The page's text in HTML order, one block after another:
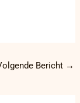
Bericht →